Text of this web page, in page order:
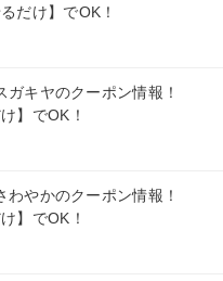
だけ】でOK！
ガキヤのクーポン情報！
】でOK！
わやかのクーポン情報！
】でOK！